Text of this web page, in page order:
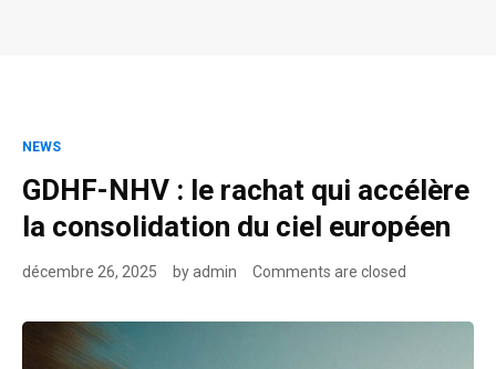
NEWS
GDHF-NHV : le rachat qui accélère
la consolidation du ciel européen
décembre 26, 2025 byadmin Comments are closed